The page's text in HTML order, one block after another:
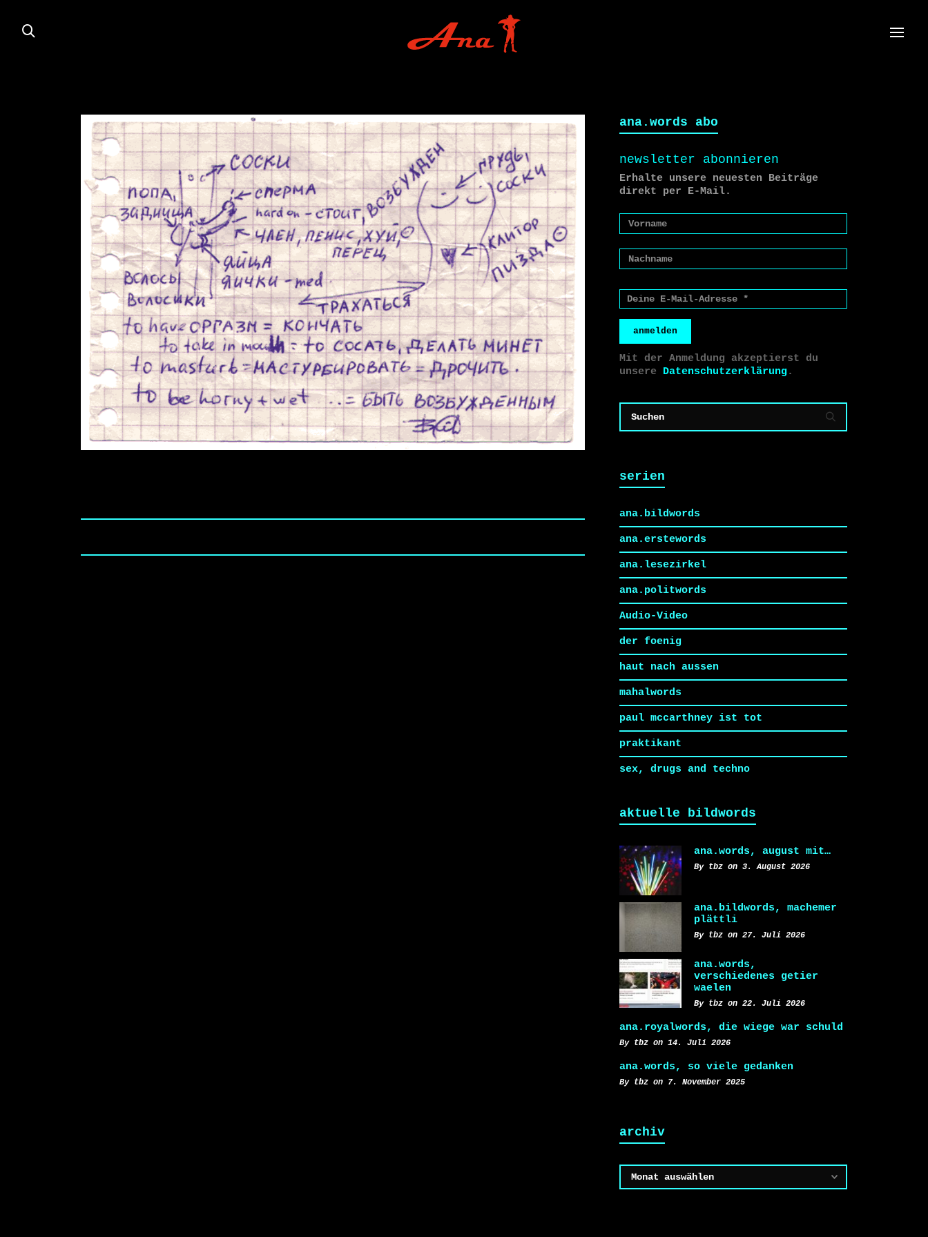
ana.words abo
newsletter abonnieren
Erhalte unsere neuesten Beiträge
direkt per E-Mail.
anmelden
Mit der Anmeldung akzeptierst du
unsere Datenschutzerklärung.
serien
ana.bildwords
ana.erstewords
ana.lesezirkel
ana.politwords
Audio-Video
der foenig
haut nach aussen
mahalwords
paul mccarthney ist tot
praktikant
sex, drugs and techno
aktuelle bildwords
ana.words, august mit…
By tbz on 3. August 2026
ana.bildwords, machemer
plättli
By tbz on 27. Juli 2026
ana.words,
verschiedenes getier
waelen
By tbz on 22. Juli 2026
ana.royalwords, die wiege war schuld
By tbz on 14. Juli 2026
ana.words, so viele gedanken
By tbz on 7. November 2025
archiv
Archiv